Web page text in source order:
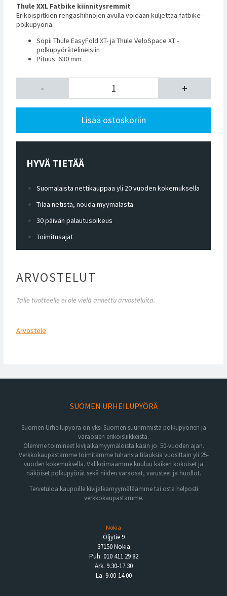
Thule XXL Fatbike kiinnitysremmit
Erikoispitkien rengashihnojen avulla voidaan kuljettaa fatbike-
polkupyöriä.
Sopii Thule EasyFold XT- ja Thule VeloSpace XT -
polkupyörätelineisiin
Pituus: 630 mm
- +
Lisää ostoskoriin
HYVÄ TIETÄÄ
Suomalaista nettikauppaa yli 20 vuoden kokemuksella
Tilaa netistä, nouda myymälästä
30 päivän palautusoikeus
Toimitusajat
ARVOSTELUT
Tälle tuotteelle ei ole vielä annettu arvosteluita.
Arvostele
SUOMEN URHEILUPYÖRÄ
Suomen Urheilupyörä on yksi Suomen suurimmista polkupyörien ja
varaosien erikoisliikkeistä.
Olemme toimineet kivijalkamyymälöistä käsin jo 50-vuoden ajan.
Verkkokaupastamme toimitamme tuhansia tilauksia vuosittain yli 25-
vuoden kokemuksella. Valikoimaamme kuuluu kaiken kokoiset ja
näköiset polkupyörät sekä niiden varaosat, varusteet ja huollot.
Tervetuloa kaupoille kivijalkamyymäläämme tai osta helposti
verkkokaupastamme.
Nokia
Öljytie 9
37150 Nokia
Puh. 010 411 29 82
Ark. 9.30-17.30
La. 9.00-14.00